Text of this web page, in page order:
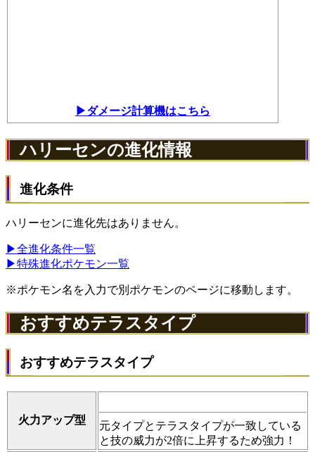
▶ダメージ計算機はこちら
ハリーセンの進化情報
進化条件
ハリーセンに進化先はありません。
▶全進化条件一覧
▶特殊進化ポケモン一覧
※ポケモン名を入力で別ポケモンのページに移動します。
おすすめテラスタイプ
おすすめテラスタイプ
火力アップ型
元タイプとテラスタイプが一致している
と技の威力が2倍に上昇するため強力！